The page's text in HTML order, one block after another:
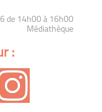
de 14h00 à 16h00
Médiathèque
: